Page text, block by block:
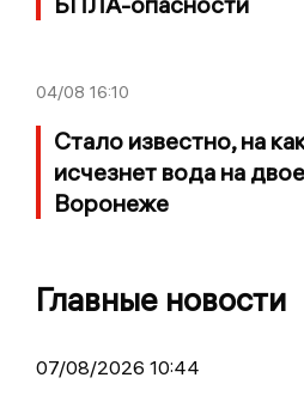
04/08 16:10
Стало известно, на
исчезнет вода на
Воронеже
Главные новости
07/08/2026 10:44